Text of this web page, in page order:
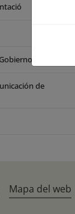
de
Mapa del web